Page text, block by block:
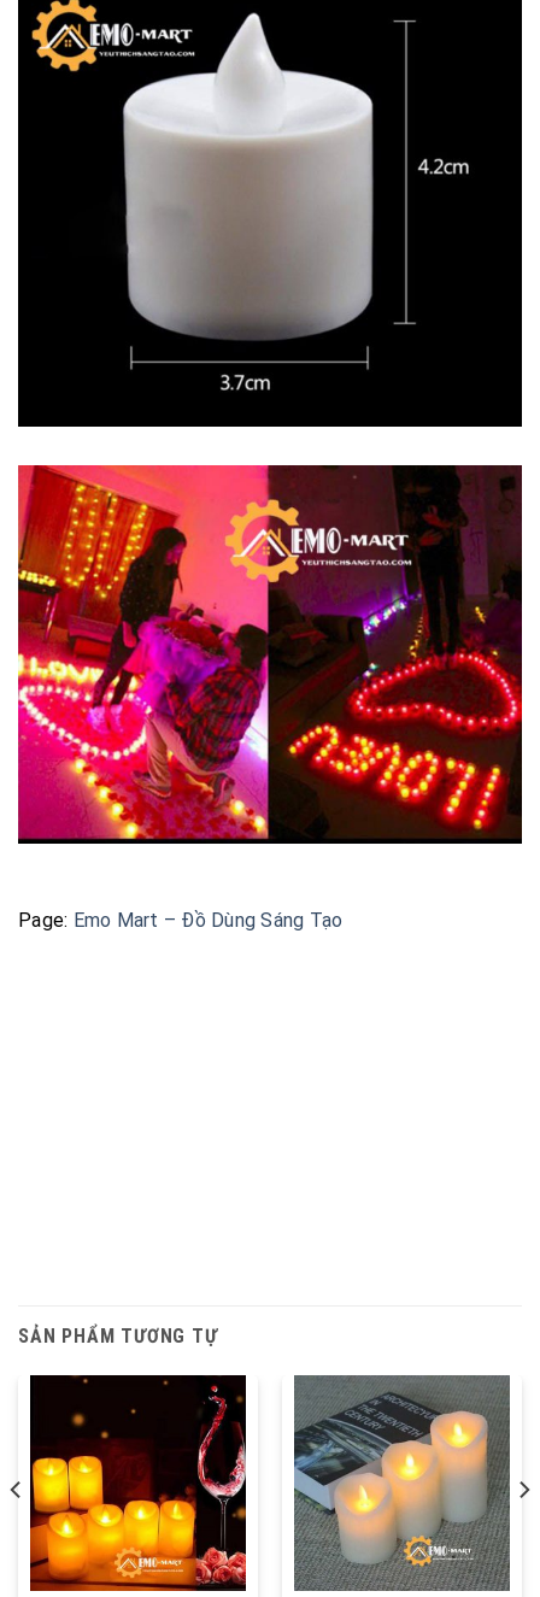
Page: Emo Mart – Đồ Dùng Sáng Tạo
SẢN PHẨM TƯƠNG TỰ